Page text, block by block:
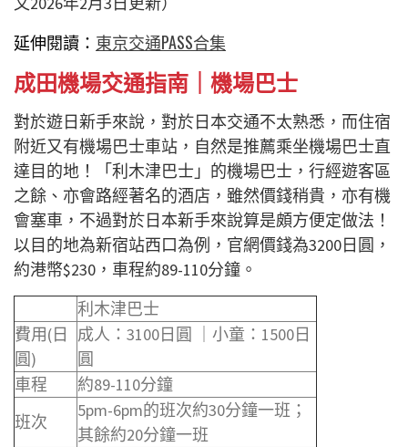
延伸閱讀： 東京交通PASS合集
成田機場交通指南｜機場巴士
對於遊日新手來說，對於日本交通不太熟悉，而住宿
附近又有機場巴士車站，自然是推薦乘坐機場巴士直
達目的地！「利木津巴士」的機場巴士，行經遊客區
之餘、亦會路經著名的酒店，雖然價錢稍貴，亦有機
會塞車，不過對於日本新手來說算是頗方便定做法！
以目的地為新宿站西口為例，官網價錢為3200日圓，
約港幣$230，車程約89-110分鐘。
利木津巴士
費用(日
圓)
成人：3100日圓 ｜小童：1500日
圓
車程
約89-110分鐘
班次
5pm-6pm的班次約30分鐘一班；
其餘約20分鐘一班